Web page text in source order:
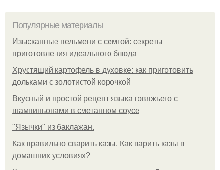
Популярные материалы
Изысканные пельмени с семгой: секреты
приготовления идеального блюда
Хрустящий картофель в духовке: как приготовить
дольками с золотистой корочкой
Вкусный и простой рецепт языка говяжьего с
шампиньонами в сметанном соусе
"Язычки" из баклажан.
Как правильно сварить казы. Как варить казы в
домашних условиях?